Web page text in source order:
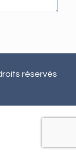
réservés